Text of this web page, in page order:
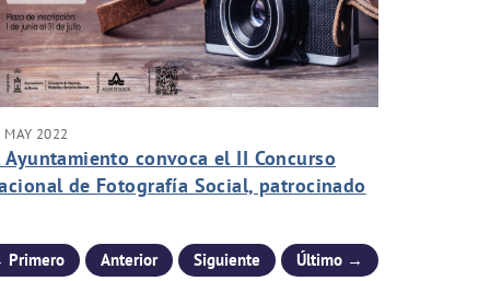
MAY 2022
Ayuntamiento convoca el II Concurso
de Fotografía Social, patrocinado
intergeneracionales y potenciar
envejecimiento activo
Anterior Siguiente Último →